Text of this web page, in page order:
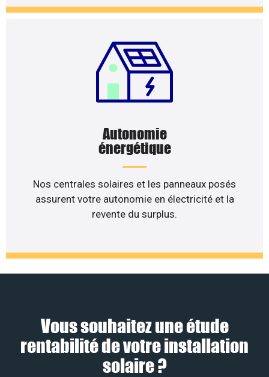
Autonomie
énergétique
Nos centrales solaires et les panneaux posés
assurent votre autonomie en électricité et la
revente du surplus.
Vous souhaitez une étude
rentabilité de votre installation
solaire ?